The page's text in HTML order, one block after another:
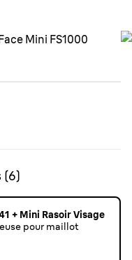
(6)
+ Mini Rasoir Visage
pour maillot